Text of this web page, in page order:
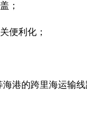
；
便利化；
港的跨里海运输